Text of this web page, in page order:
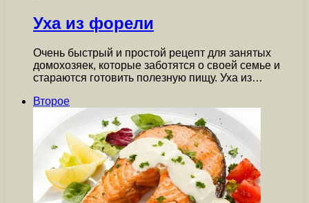
Уха из форели
Очень быстрый и простой рецепт для занятых
домохозяек, которые заботятся о своей семье и
стараются готовить полезную пищу. Уха из…
Второе